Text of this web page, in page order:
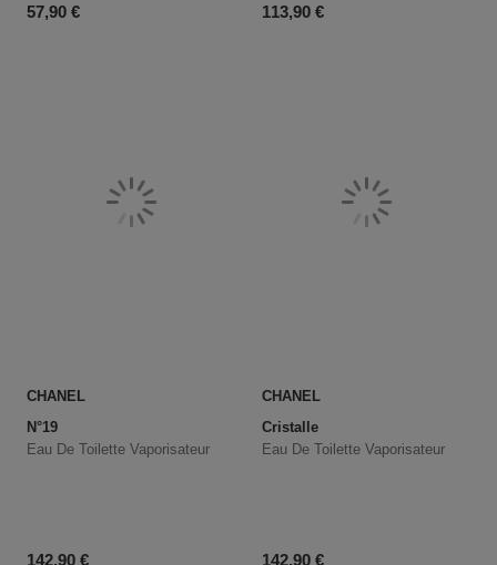
Prix du produit
57,90 € Prix du produit
113,90 €
CHANEL
N°19
Eau De Toilette Vaporisateur
Prix du produit
142,90 €
CHANEL
Cristalle
Eau De Toilette Vaporisateur
Prix du produit
142,90 €